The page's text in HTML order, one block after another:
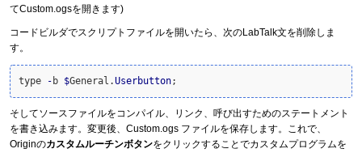
てCustom.ogsを開きます)
コードビルダでスクリプトファイルを開いたら、次のLabTalk文を削除しま
す。
type - b $General.Userbutton;
そしてソースファイルをコンパイル、リンク、呼び出すためのステートメント
を書き込みます。変更後、Custom.ogs ファイルを保存します。これで、
Originのカスタムルーチンボタンをクリックすることでカスタムプログラムを